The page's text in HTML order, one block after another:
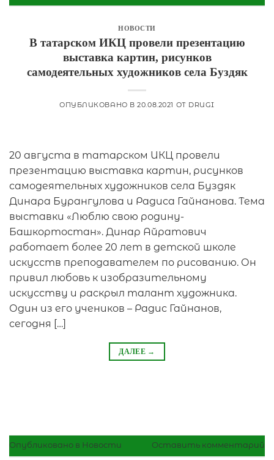
НОВОСТИ
В татарском ИКЦ провели презентацию
выставка картин, рисунков
самодеятельных художников села Буздяк
ОПУБЛИКОВАНО В20.08.2021 ОТ DRUGI
20 августа в татарском ИКЦ провели
презентацию выставка картин, рисунков
самодеятельных художников села Буздяк
Динара Бурангулова и Радиса Гайнанова. Тема
выставки «Люблю свою родину-
Башкортостан». Динар Айратович
работает более 20 лет в детской школе
искусств преподавателем по рисованию. Он
привил любовь к изобразительному
искусству и раскрыл талант художника.
Один из его учеников – Радис Гайнанов,
сегодня […]
ДАЛЕЕ →
Опубликовано в Новости Оставить комментарий